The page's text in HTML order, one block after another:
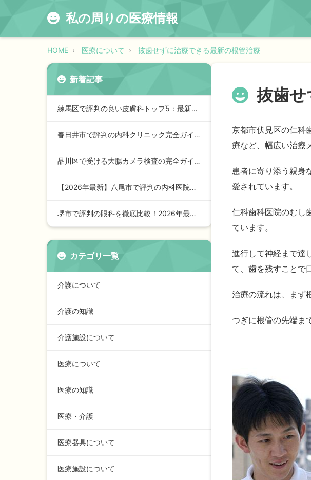
私の周りの医療情報
HOME 医療について 抜歯せずに治療できる最新の根管治療
抜歯
京都市伏見区の仁科
療など、幅広い治療
患者に寄り添う親身
愛されています。
仁科歯科医院のむし
ています。
進行して神経まで達
て、歯を残すことで
治療の流れは、まず
つぎに根管の先端ま
新着記事
練馬区で評判の良い皮膚科トップ5：最新2026年版ガイド
春日井市で評判の内科クリニック完全ガイド【2024年最新版】…
品川区で受ける大腸カメラ検査の完全ガイド【2026年最新版】
【2026年最新】八尾市で評判の内科医院トップガイド：安心の…
堺市で評判の眼科を徹底比較！2026年最新ランキングと選び方…
カテゴリ一覧
介護について
介護の知識
介護施設について
医療について
医療の知識
医療・介護
医療器具について
医療施設について